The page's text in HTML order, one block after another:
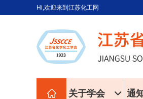
Hi,欢迎来到江苏化工网
关于学会 通